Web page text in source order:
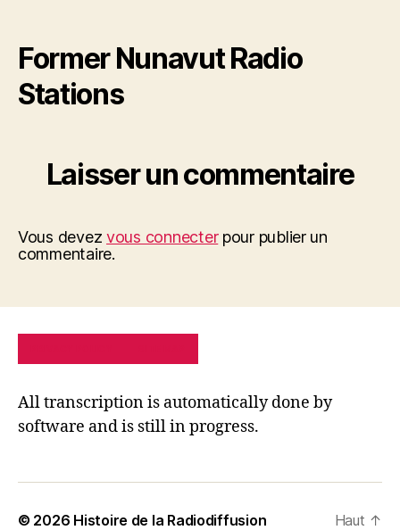
Former Nunavut Radio
Stations
Laisser un commentaire
Vous devezvous connecterpour publier un
commentaire.
All transcription is automatically done by
software and is still in progress.
© 2026 Histoire de la Radiodiffusion Haut ↑